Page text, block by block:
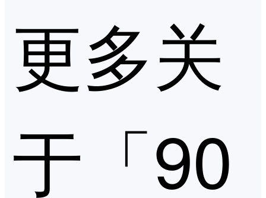
更多关
于「90